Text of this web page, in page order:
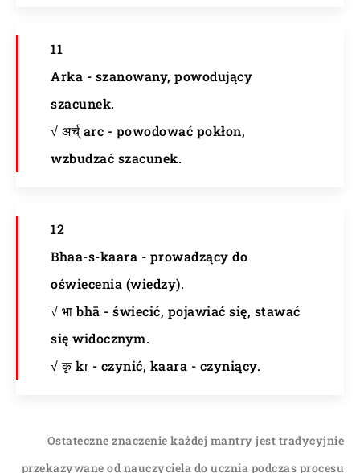
11
Arka - szanowany, powodujący
szacunek.
√ अर्च् arc - powodować pokłon,
wzbudzać szacunek.
12
Bhaa-s-kaara - prowadzący do
oświecenia (wiedzy).
√ भा bhā - świecić, pojawiać się, stawać
się widocznym.
√ कृ kṛ - czynić, kaara - czyniący.
Ostateczne znaczenie każdej mantry jest tradycyjnie
przekazywane od nauczyciela do ucznia podczas procesu